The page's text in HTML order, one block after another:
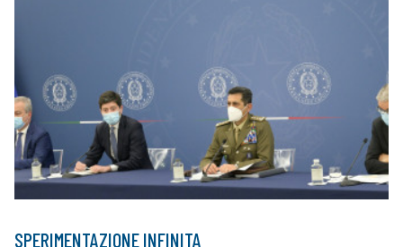
SPERIMENTAZIONE INFINITA